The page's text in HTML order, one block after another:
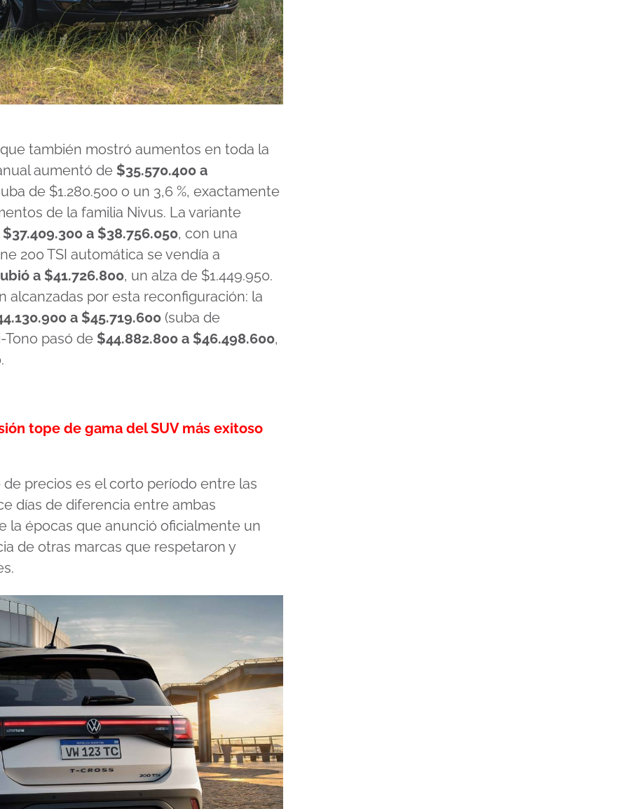
también mostró aumentos en toda la
aumentó de $35.570.400 a
de $1.280.500 o un 3,6 %, exactamente
de la familia Nivus. La variante
$37.409.300 a $38.756.050, con una
200 TSI automática se vendía a
a $41.726.800, un alza de $1.449.950.
alcanzadas por esta reconfiguración: la
a $45.719.600 (suba de
Tono pasó de $44.882.800 a $46.498.600,
tope de gama del SUV más exitoso
precios es el corto período entre las
días de diferencia entre ambas
la épocas que anunció oficialmente un
de otras marcas que respetaron y